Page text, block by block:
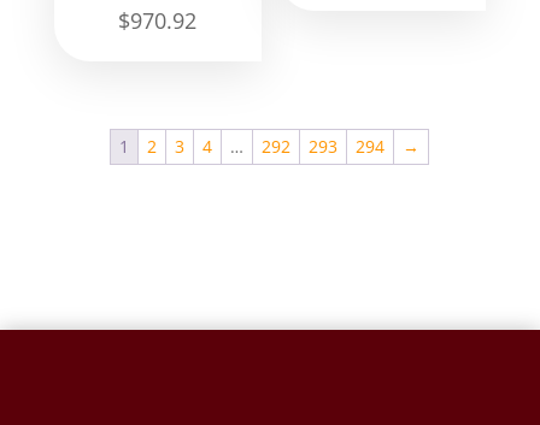
$970.92
1 2 3 4 … 292 293 294 →